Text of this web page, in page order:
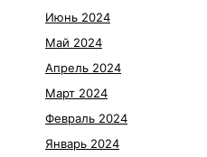
Июнь 2024
Май 2024
Апрель 2024
Март 2024
Февраль 2024
Январь 2024